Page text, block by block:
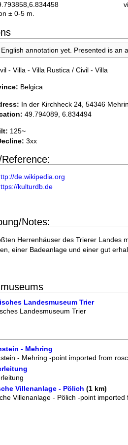
± 0-5 m.
annotation yet. Presented is an
- Villa - Villa Rustica / Civil - Villa
Belgica
In der Kirchheck 24, 54346
49.794089, 6.834494
125~
3xx
de.wikipedia.org
kulturdb.de
Notes:
Herrenhäuser des Trierer Landes
einer Badeanlage und einer gut
Landesmuseum Trier
Landesmuseum Trier
- Mehring
- Mehring -point imported from
Villenanlage - Pölich (1 km)
Villenanlage - Pölich -point